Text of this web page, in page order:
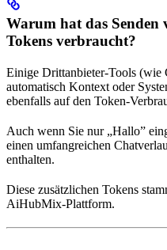
Warum hat das Senden
Tokens verbraucht?
Einige Drittanbieter-Tools (wie
automatisch Kontext oder
ebenfalls auf den Token-
Auch wenn Sie nur „Hallo”
einen umfangreichen
enthalten.
Diese zusätzlichen Tokens
AiHubMix-Plattform.